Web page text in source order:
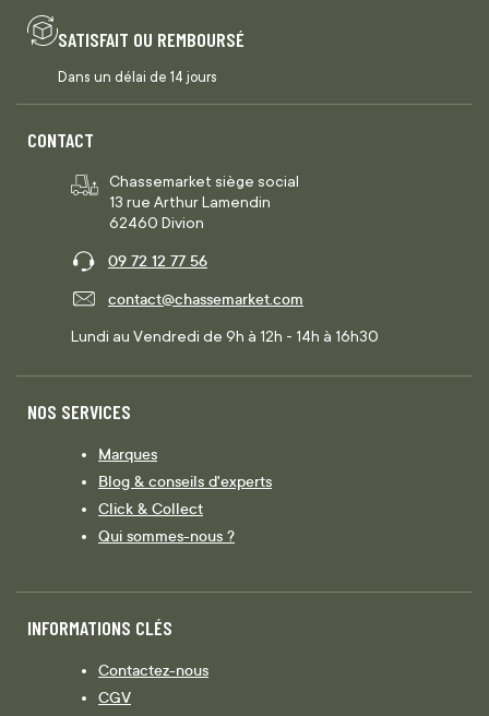
SATISFAIT OU REMBOURSÉ
Dans un délai de 14 jours
CONTACT
Chassemarket siège social
13 rue Arthur Lamendin
62460 Divion
09 72 12 77 56
contact@chassemarket.com
Lundi au Vendredi de 9h à 12h - 14h à 16h30
NOS SERVICES
Marques
Blog & conseils d'experts
Click & Collect
Qui sommes-nous ?
INFORMATIONS CLÉS
Contactez-nous
CGV